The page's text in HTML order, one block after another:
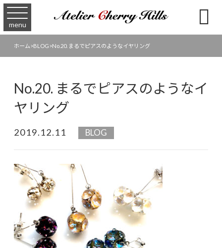
menu 
ホーム >BLOG >No.20. まるでピアスのようなイヤリング
No.20. まるでピアスのようなイ
ヤリング
2019.12.11 BLOG